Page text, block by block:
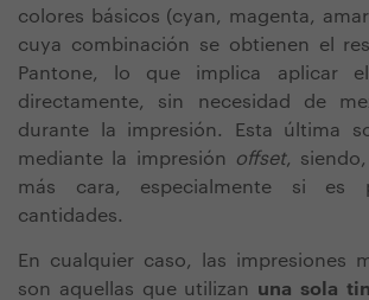
colores básicos (cyan, magenta,
cuya combinación se obtienen el
Pantone, lo que implica aplicar
directamente, sin necesidad de
durante la impresión. Esta última
mediante la impresión
offset,
más cara, especialmente si es
cantidades.
En cualquier caso, las impresiones
son aquellas que utilizan una sola